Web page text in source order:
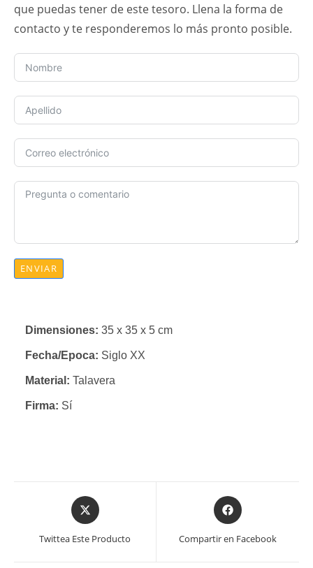
que puedas tener de este tesoro. Llena la forma de
contacto y te responderemos lo más pronto posible.
ENVIAR
Dimensiones: 35 x 35 x 5 cm
Fecha/Epoca: Siglo XX
Material: Talavera
Firma: Sí
Se
abre
una
Twittea Este Producto
Se
abre
una
Compartir en Facebook